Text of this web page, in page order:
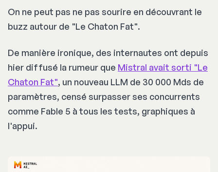
On ne peut pas ne pas sourire en découvrant le
buzz autour de "Le Chaton Fat".
De manière ironique, des internautes ont depuis
hier diffusé la rumeur que Mistral avait sorti "Le
Chaton Fat", un nouveau LLM de 30 000 Mds de
paramètres, censé surpasser ses concurrents
comme Fable 5 à tous les tests, graphiques à
l'appui.